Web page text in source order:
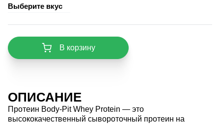
Выберите вкус
В корзину
ОПИСАНИЕ
Протеин Body-Pit Whey Protein — это
высококачественный сывороточный протеин на